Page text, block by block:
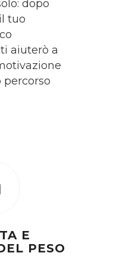
dopo
tuo
aiuterò a
percorso
E
PESO